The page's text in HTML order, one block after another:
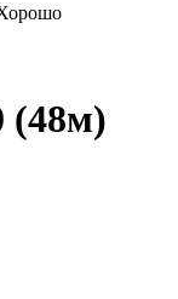
(48м)